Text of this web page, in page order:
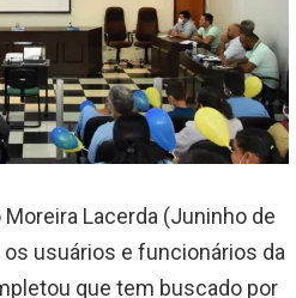
Lacerda (Juninho de
os usuários e funcionários da
que tem buscado por